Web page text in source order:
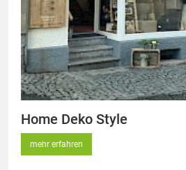
Home Deko Style
mehr erfahren